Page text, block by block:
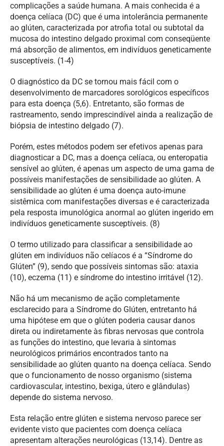
complicações a saúde humana. A mais conhecida é a
doença celíaca (DC) que é uma intolerância permanente
ao glúten, caracterizada por atrofia total ou subtotal da
mucosa do intestino delgado proximal com conseqüente
má absorção de alimentos, em indivíduos geneticamente
susceptíveis. (1-4)
O diagnóstico da DC se tornou mais fácil com o
desenvolvimento de marcadores sorológicos específicos
para esta doença (5,6). Entretanto, são formas de
rastreamento, sendo imprescindível ainda a realização de
biópsia de intestino delgado (7).
Porém, estes métodos podem ser efetivos apenas para
diagnosticar a DC, mas a doença celíaca, ou enteropatia
sensível ao glúten, é apenas um aspecto de uma gama de
possíveis manifestações de sensibilidade ao glúten. A
sensibilidade ao glúten é uma doença auto-imune
sistêmica com manifestações diversas e é caracterizada
pela resposta imunológica anormal ao glúten ingerido em
indivíduos geneticamente susceptíveis. (8)
O termo utilizado para classificar a sensibilidade ao
glúten em indivíduos não celíacos é a “Síndrome do
Glúten” (9), sendo que possíveis sintomas são: ataxia
(10), eczema (11) e síndrome do intestino irritável (12).
Não há um mecanismo de ação completamente
esclarecido para a Síndrome do Glúten, entretanto há
uma hipótese em que o glúten poderia causar danos
direta ou indiretamente às fibras nervosas que controla
as funções do intestino, que levaria à sintomas
neurológicos primários encontrados tanto na
sensibilidade ao glúten quanto na doença celíaca. Sendo
que o funcionamento de nosso organismo (sistema
cardiovascular, intestino, bexiga, útero e glândulas)
depende do sistema nervoso.
Esta relação entre glúten e sistema nervoso parece ser
evidente visto que pacientes com doença celíaca
apresentam alterações neurológicas (13,14). Dentre as